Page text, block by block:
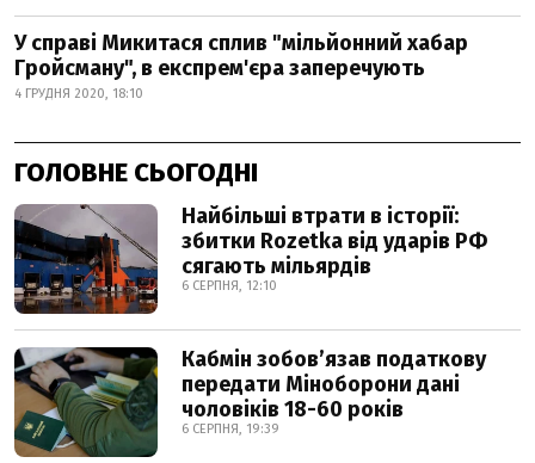
У справі Микитася сплив "мільйонний хабар
Гройсману", в експрем'єра заперечують
4 ГРУДНЯ 2020, 18:10
ГОЛОВНЕ СЬОГОДНІ
Найбільші втрати в історії:
збитки Rozetka від ударів РФ
сягають мільярдів
6 СЕРПНЯ, 12:10
Кабмін зобовʼязав податкову
передати Міноборони дані
чоловіків 18-60 років
6 СЕРПНЯ, 19:39